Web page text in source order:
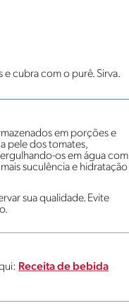
cubra com o purê. Sirva.
em porções e
pele dos tomates,
os em água com
suculência e hidratação
sua qualidade. Evite
Receita de bebida